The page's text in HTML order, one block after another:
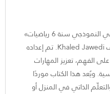
الكتاب المدرسي المساند «الأنجح في النموذجي سنة 6 رياضيات»
يندرج ضمن فئة «التعليم» من تأليف Khaled Jawedi. تم إعداده
الفهم، تعزيز المهارات
ويُعد هذا الكتاب موردًا
الذاتي في المنزل أو